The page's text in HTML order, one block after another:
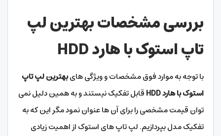
بررسی مشخصات بهترین لپ
تاپ استوک با هارد HDD
با توجه به موارد فوق مشخصات و ویژگی هایبهترین لپ تاپ
استوک با هارد HDD
قابل تفکیک نیستند و به همین دلیل نمی
توان قیمت مشخصی را برای آن ها عنوان نمود مگر این که به
تفکیک مدل بپردازیم. لپ تاپ های استوک از اهمیت زیادی